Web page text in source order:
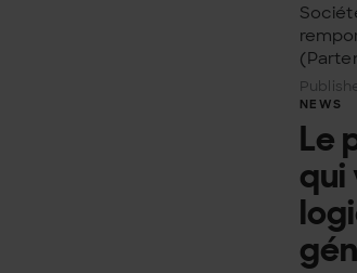
NEWS
Le
qui